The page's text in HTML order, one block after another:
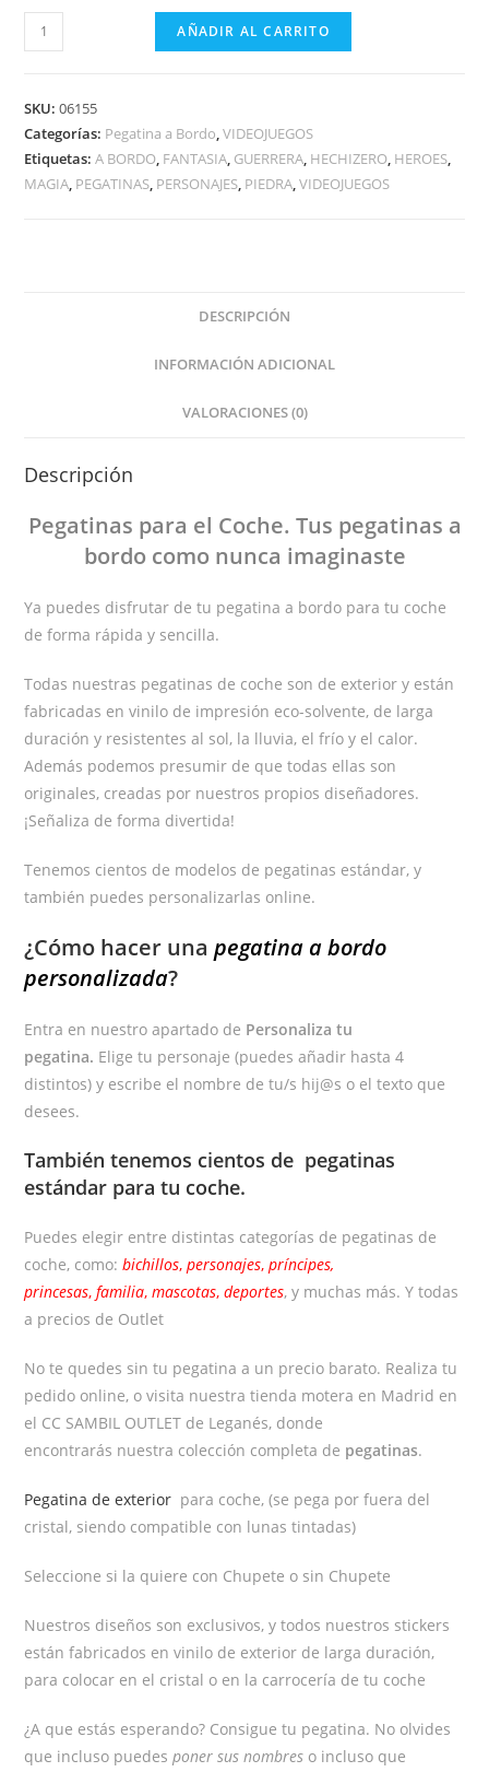
GUERRERA
ILUSIONISTA
BORDO
cantidad
AÑADIR AL CARRITO
SKU:06155
Categorías: Pegatina a Bordo,VIDEOJUEGOS
Etiquetas:A BORDO, FANTASIA, GUERRERA, HECHIZERO, HEROES,
MAGIA, PEGATINAS, PERSONAJES, PIEDRA,VIDEOJUEGOS
DESCRIPCIÓN
INFORMACIÓN ADICIONAL
VALORACIONES (0)
Descripción
Pegatinas para el Coche. Tus pegatinas a
bordocomo nunca imaginaste
Ya puedes disfrutar de tu pegatina a bordo para tu coche
de forma rápida y sencilla.
Todas nuestras pegatinas de coche son de exterior y están
fabricadas en vinilo de impresión eco-solvente, de larga
duración y resistentes al sol, la lluvia, el frío y el calor.
Además podemos presumir de que todas ellas son
originales, creadas por nuestros propios diseñadores.
¡Señaliza de forma divertida!
Tenemos cientos de modelos de pegatinas estándar, y
también puedes personalizarlas online.
¿Cómo hacer unapegatina a bordo
personalizada?
Entra en nuestro apartado de Personaliza tu
pegatina. Elige tu personaje (puedes añadir hasta 4
distintos) y escribe el nombre de tu/s hij@s o el texto que
desees.
También tenemos cientos de pegatinas
estándar para tu coche.
Puedes elegir entre distintas categorías de pegatinas de
coche, como:bichillos,personajes,príncipes,
princesas,familia,mascotas,deportes, y muchas más. Y todas
a precios de Outlet
No te quedes sin tu pegatina a un precio barato. Realiza tu
pedido online, o visita nuestra tienda motera en Madrid en
el CC SAMBIL OUTLET de Leganés, donde
encontrarás nuestra colección completa de pegatinas.
Pegatina de exterior para coche, (se pega por fuera del
cristal, siendo compatible con lunas tintadas)
Seleccione si la quiere con Chupete o sin Chupete
Nuestros diseños son exclusivos, y todos nuestros stickers
están fabricados en vinilo de exterior de larga duración,
para colocar en el cristal o en la carrocería de tu coche
¿A que estás esperando? Consigue tu pegatina. No olvides
que incluso puedesponer sus nombres o incluso que